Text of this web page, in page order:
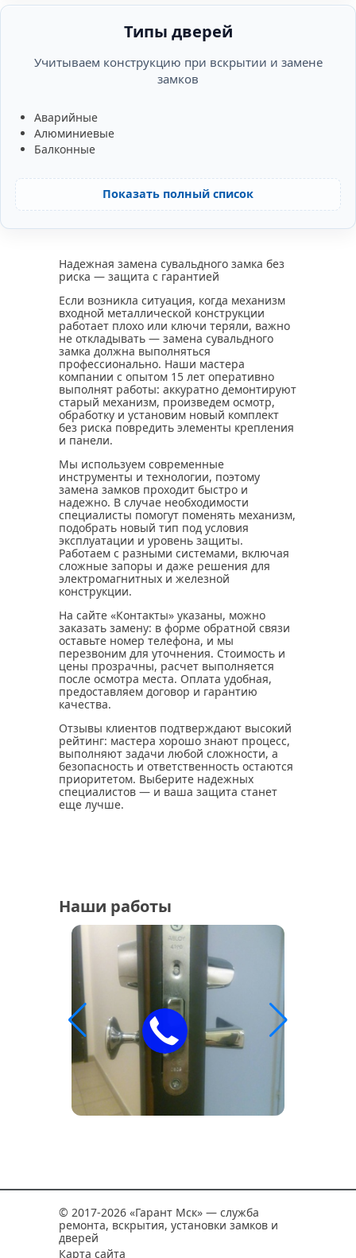
Типы дверей
Учитываем конструкцию при вскрытии и замене
замков
Аварийные
Алюминиевые
Балконные
Показать полный список
Надежная замена сувальдного замка без
риска — защита с гарантией
Если возникла ситуация, когда механизм
входной металлической конструкции
работает плохо или ключи теряли, важно
не откладывать — замена сувальдного
замка должна выполняться
профессионально. Наши мастера
компании с опытом 15 лет оперативно
выполнят работы: аккуратно демонтируют
старый механизм, произведем осмотр,
обработку и установим новый комплект
без риска повредить элементы крепления
и панели.
Мы используем современные
инструменты и технологии, поэтому
замена замков проходит быстро и
надежно. В случае необходимости
специалисты помогут поменять механизм,
подобрать новый тип под условия
эксплуатации и уровень защиты.
Работаем с разными системами, включая
сложные запоры и даже решения для
электромагнитных и железной
конструкции.
На сайте «Контакты» указаны, можно
заказать замену: в форме обратной связи
оставьте номер телефона, и мы
перезвоним для уточнения. Стоимость и
цены прозрачны, расчет выполняется
после осмотра места. Оплата удобная,
предоставляем договор и гарантию
качества.
Отзывы клиентов подтверждают высокий
рейтинг: мастера хорошо знают процесс,
выполняют задачи любой сложности, а
безопасность и ответственность остаются
приоритетом. Выберите надежных
специалистов — и ваша защита станет
еще лучше.
Наши работы
© 2017-2026 «Гарант Мск» — служба
ремонта, вскрытия, установки замков и
дверей
Карта сайта